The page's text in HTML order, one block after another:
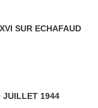
POETE ANDRE CHENIER ET ROI LOUIS XVI SUR ECHAFAUD
CLERMONT- EN - ARGONNE . RAFLE 30 JUILLET 1944